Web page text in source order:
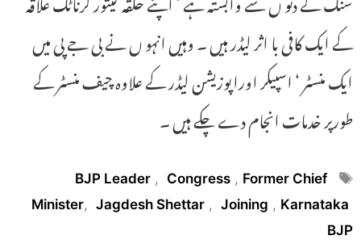
کے ایک کافی با اثر لیڈر ہیں ۔ وہیں انہو ں نے بی جے پی میں
ایک منسٹر ‘ اسپیکر اوراپوزیشن لیڈر کے علاوہ چیف منسٹر کے
طورپر خدمات انجام دے چکے ہیں ۔
Tags
BJP Leader , Congress , Former Chief
Minister, Jagdesh Shettar , Joining , Karnataka
BJP